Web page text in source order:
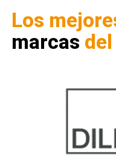
Los
marcas